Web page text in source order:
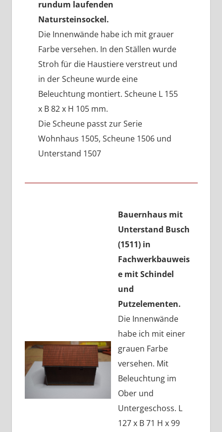
rundum laufenden
Natursteinsockel.
Die Innenwände habe ich mit grauer
Farbe versehen. In den Ställen wurde
Stroh für die Haustiere verstreut und
in der Scheune wurde eine
Beleuchtung montiert. Scheune L 155
x B 82 x H 105 mm.
Die Scheune passt zur Serie
Wohnhaus 1505, Scheune 1506 und
Unterstand 1507
Bauernhaus mit
Unterstand Busch
(1511) in
Fachwerkbauweis
e mit Schindel
und
Putzelementen.
Die Innenwände
habe ich mit einer
grauen Farbe
versehen. Mit
Beleuchtung im
Ober und
Untergeschoss. L
127 x B 71 H x 99